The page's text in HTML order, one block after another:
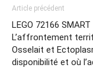
Article précédent
LEGO 72166 SMART
L’affrontement
Osselait et
disponibilité et où